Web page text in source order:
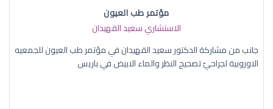
مؤتمر طب العيون
الاستشاري سعيد القهيدان
جانب من مشاركة الدكتور سعيد القهيدان في مؤتمر طب العيون للجمعيه
الاوروبية لجراحيّ تصحيح النظر والماء الابيض في باريس